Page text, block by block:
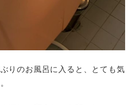
りのお風呂に入ると、とても気